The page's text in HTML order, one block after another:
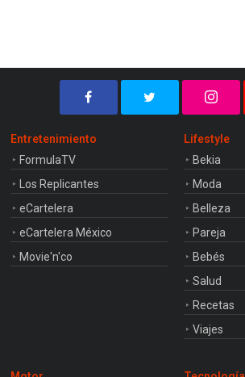
Entretenimiento
FormulaTV
Los Replicantes
eCartelera
eCartelera México
Movie'n'co
Lifestyle
Bekia
Moda
Belleza
Pareja
Bebés
Salud
Recetas
Viajes